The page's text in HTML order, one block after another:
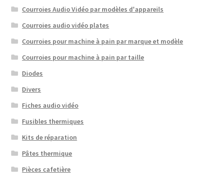
Courroies Audio Vidéo par modèles d'appareils
Courroies audio vidéo plates
Courroies pour machine à pain par marque et modèle
Courroies pour machine à pain par taille
Diodes
Divers
Fiches audio vidéo
Fusibles thermiques
Kits de réparation
Pâtes thermique
Pièces cafetière